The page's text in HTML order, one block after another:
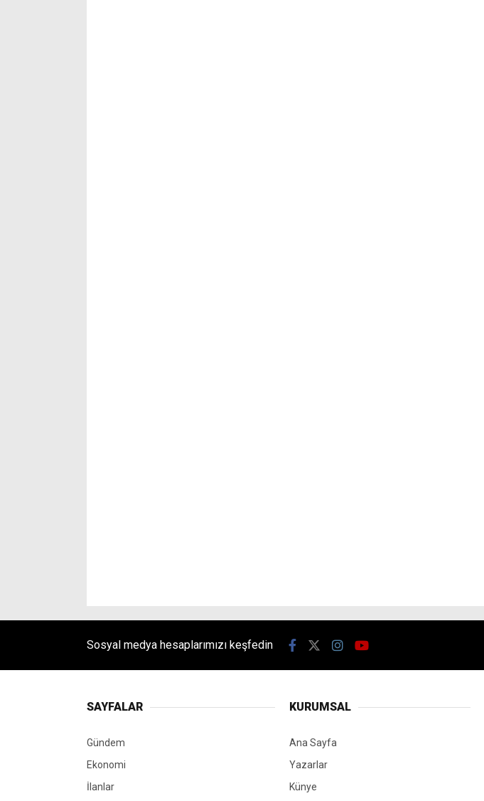
Sosyal medya hesaplarımızı keşfedin
SAYFALAR
Gündem
Ekonomi
İlanlar
KURUMSAL
Ana Sayfa
Yazarlar
Künye